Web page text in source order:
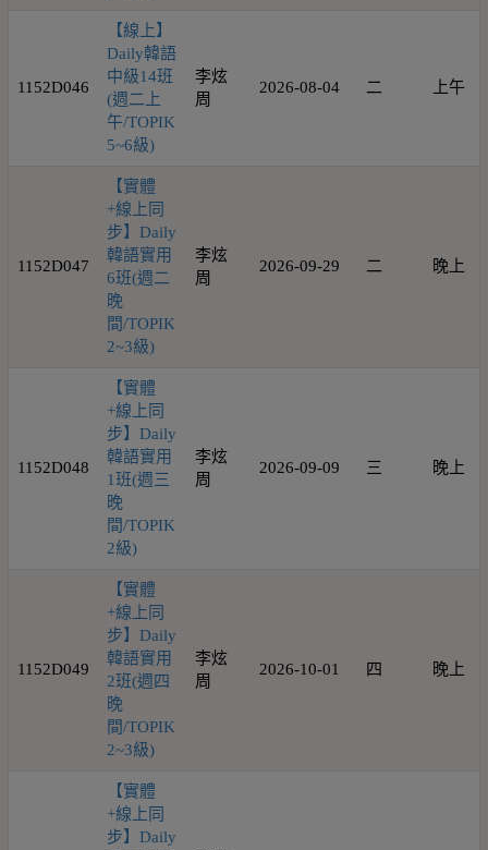
1152D046
【線上】
Daily韓語
中級14班
(週二上
午/TOPIK
5~6級)
李炫
周
2026-08-04 二 上午
1152D047
【實體
+線上同
步】Daily
韓語實用
6班(週二
晚
間/TOPIK
2~3級)
李炫
周
2026-09-29 二 晚上
1152D048
【實體
+線上同
步】Daily
韓語實用
1班(週三
晚
間/TOPIK
2級)
李炫
周
2026-09-09 三 晚上
1152D049
【實體
+線上同
步】Daily
韓語實用
2班(週四
晚
間/TOPIK
2~3級)
李炫
周
2026-10-01 四 晚上
【實體
+線上同
步】Daily